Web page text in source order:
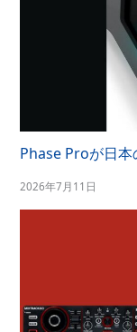
Phase Proが日本
2026年7月11日